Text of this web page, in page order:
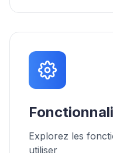
Explorez les
utiliser